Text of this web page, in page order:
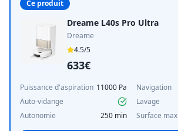
Ce produit
Dreame L40s Pro Ultra
Dreame
4.5/5
633€
Puissance d'aspiration 11000 Pa Navigation
Auto-vidange
Lavage
Autonomie
250 min Surface max